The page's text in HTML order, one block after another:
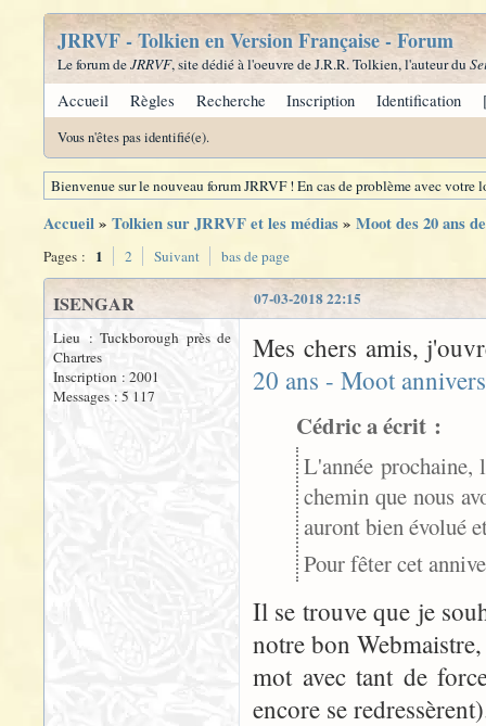
JRRVF - Tolkien en Version Française - Forum
Le forum deJRRVF, site dédié à l'oeuvre de J.R.R. Tolkien, l'auteur du
Accueil Règles Recherche Inscription Identification
Vous n'êtes pas identifié(e).
Bienvenue sur le nouveau forum JRRVF ! En cas de problème avec
Accueil» Tolkien sur JRRVF et les médias» Moot des 20 ans
Pages : 1 2 Suivant bas de page
07-03-2018 22:15
ISENGAR
Lieu : Tuckborough près de
Chartres
Inscription : 2001
Messages : 5 117
Mes chers amis,
20 ans - Moot
Cédric a écrit :
L'année
chemin que nous
auront bien évolué
Pour fêter cet
Il se trouve que je
notre bon
mot avec tant de
encore se